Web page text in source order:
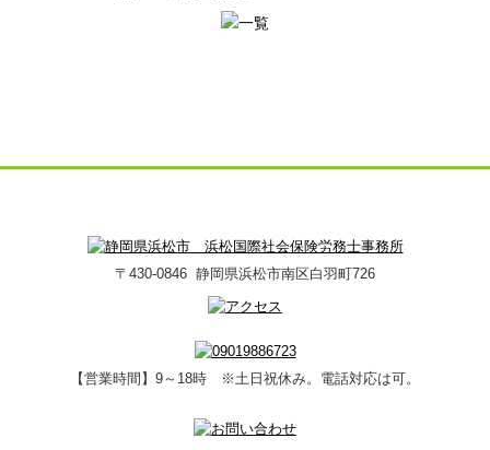
〒430-0846 静岡県浜松市南区白羽町726
【営業時間】9～18時 ※土日祝休み。電話対応は可。